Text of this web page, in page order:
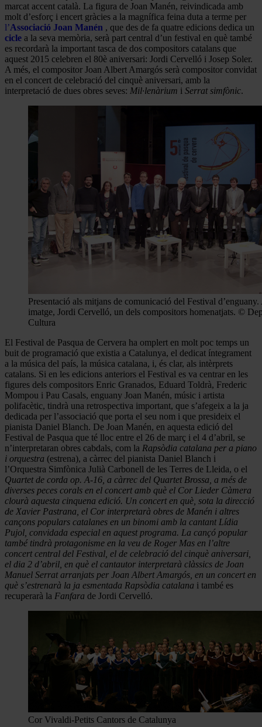
marcat accent català. La figura de Joan Manén, reivindicada amb
molt d’esforç i encert gràcies a la magnífica feina duta a terme per
l’Associació Joan Manén , que des de fa quatre edicions dedica un
cicle a la seva memòria, serà part central d’un festival en què també
es recordarà la important tasca de dos compositors catalans que
aquest 2015 celebren el 80è aniversari: Jordi Cervelló i Josep Soler.
A més, el compositor Joan Albert Amargós serà compositor convidat
en el concert de celebració del cinquè aniversari, amb la
interpretació de dues obres seves: Mil·lenàrium i Serrat simfònic.
Presentació als mitjans de comunicació del Festival
imatge, Jordi Cervelló, un dels compositors homenatjats. ©
Cultura
El Festival de Pasqua de Cervera ha omplert en molt poc temps un
buit de programació que existia a Catalunya, el dedicat íntegrament
a la música del país, la música catalana, i, és clar, als intèrprets
catalans. Si en les edicions anteriors el Festival es va centrar en les
figures dels compositors Enric Granados, Eduard Toldrà, Frederic
Mompou i Pau Casals, enguany Joan Manén, músic i artista
polifacètic, tindrà una retrospectiva important, que s’afegeix a la ja
dedicada per l’associació que porta el seu nom i que presideix el
pianista Daniel Blanch. De Joan Manén, en aquesta edició del
Festival de Pasqua que té lloc entre el 26 de març i el 4 d’abril, se
n’interpretaran obres cabdals, com la Rapsòdia catalana per a piano
i orquestra (estrena), a càrrec del pianista Daniel Blanch i
l’Orquestra Simfònica Julià Carbonell de les Terres de Lleida, o el
Quartet de corda op. A-16, a càrrec del Quartet Brossa, a més de
diverses peces corals en el concert amb què el Cor Lieder Càmera
clourà aquesta cinquena edició. Un concert en què, sota la direcció
de Xavier Pastrana, el Cor interpretarà obres de Manén i altres
cançons populars catalanes en un binomi amb la cantant Lídia
Pujol, convidada especial en aquest programa. La cançó popular
també tindrà protagonisme en la veu de Roger Mas en l’altre
concert central del Festival, el de celebració del cinquè aniversari,
el dia 2 d’abril, en què el cantautor interpretarà clàssics de Joan
Manuel Serrat arranjats per Joan Albert Amargós, en un concert en
què s’estrenarà la ja esmentada Rapsòdia catalana i també es
recuperarà la Fanfara de Jordi Cervelló.
Cor Vivaldi-Petits Cantors de Catalunya